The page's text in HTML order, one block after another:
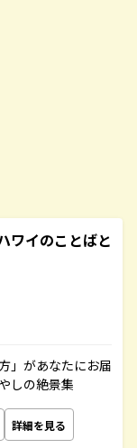
ワイのことばと
」があなたにお届
しの絶景集
詳細を見る